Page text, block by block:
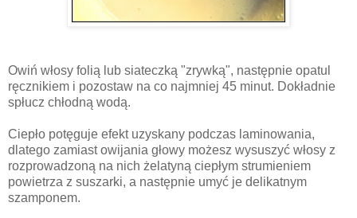
Owiń włosy folią lub siateczką "zrywką", następnie opatul
ręcznikiem i pozostaw na co najmniej 45 minut. Dokładnie
spłucz chłodną wodą.
Ciepło potęguje efekt uzyskany podczas laminowania,
dlatego zamiast owijania głowy możesz wysuszyć włosy z
rozprowadzoną na nich żelatyną ciepłym strumieniem
powietrza z suszarki, a następnie umyć je delikatnym
szamponem.